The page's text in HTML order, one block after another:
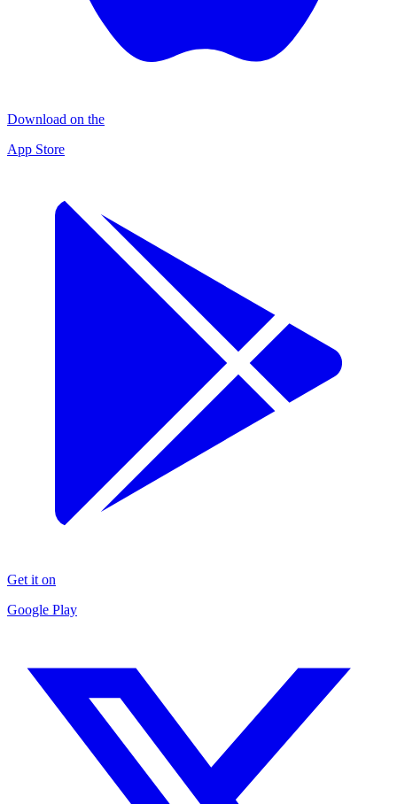
Download on the
App Store
Get it on
Google Play